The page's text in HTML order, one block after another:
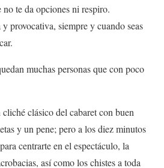
te da opciones ni respiro.
provocativa, siempre y cuando seas
muchas personas que con poco
cliché clásico del cabaret con buen
y un pene; pero a los diez minutos
centrarte en el espectáculo, la
así como los chistes a toda